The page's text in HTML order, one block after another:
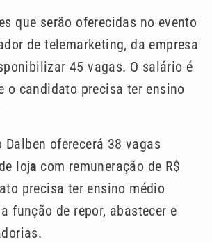
que serão oferecidas no evento
de telemarketing, da empresa
45 vagas. O salário é
o candidato precisa ter ensino
Dalben oferecerá 38 vagas
loja com remuneração de R$
precisa ter ensino médio
função de repor, abastecer e